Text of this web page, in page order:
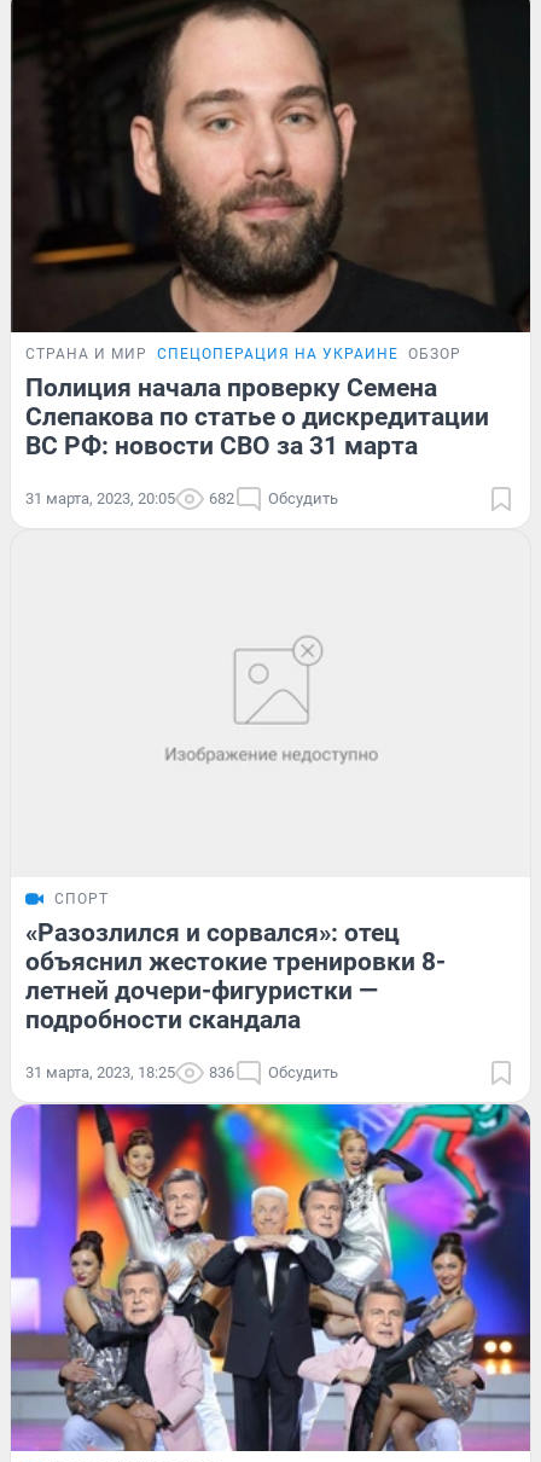
СТРАНА И МИР СПЕЦОПЕРАЦИЯ НА УКРАИНЕ ОБЗОР
Полиция начала проверку Семена
Слепакова по статье о дискредитации
ВС РФ: новости СВО за 31 марта
31 марта, 2023, 20:05 682 Обсудить
СПОРТ
«Разозлился и сорвался»: отец
объяснил жестокие тренировки 8-
летней дочери-фигуристки —
подробности скандала
31 марта, 2023, 18:25 836 Обсудить